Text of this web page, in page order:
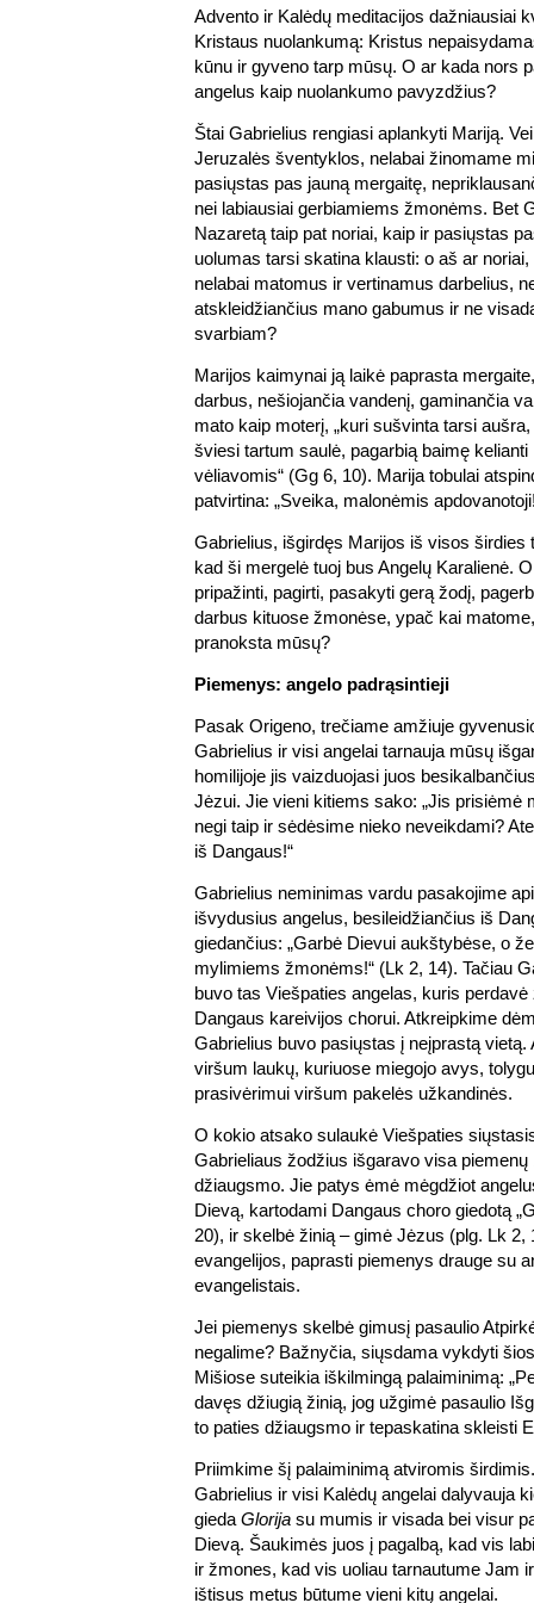
Advento ir Kalėdų meditacijos dažniausiai
Kristaus nuolankumą: Kristus
kūnu ir gyveno tarp mūsų. O ar kada nors
angelus kaip nuolankumo pavyzdžius?
Štai Gabrielius rengiasi aplankyti Mariją.
Jeruzalės šventyklos, nelabai žinomame
pasiųstas pas jauną mergaitę,
nei labiausiai gerbiamiems žmonėms. Bet
Nazaretą taip pat noriai, kaip ir pasiųstas
uolumas tarsi skatina klausti: o aš ar
nelabai matomus ir vertinamus darbelius,
atskleidžiančius mano gabumus ir ne
svarbiam?
Marijos kaimynai ją laikė paprasta
darbus, nešiojančia vandenį, gaminančia
mato kaip moterį, „kuri sušvinta tarsi
šviesi tartum saulė, pagarbią baimę
vėliavomis“ (Gg 6, 10). Marija tobulai
patvirtina: „Sveika, malonėmis
Gabrielius, išgirdęs Marijos iš visos širdies
kad ši mergelė tuoj bus Angelų Karalienė.
pripažinti, pagirti, pasakyti gerą žodį,
darbus kituose žmonėse, ypač kai
pranoksta mūsų?
Piemenys: angelo padrąsintieji
Pasak Origeno, trečiame amžiuje
Gabrielius ir visi angelai tarnauja mūsų
homilijoje jis vaizduojasi juos
Jėzui. Jie vieni kitiems sako: „Jis prisiėmė
negi taip ir sėdėsime nieko neveikdami?
iš Dangaus!“
Gabrielius neminimas vardu pasakojime
išvydusius angelus, besileidžiančius iš
giedančius: „Garbė Dievui aukštybėse, o
mylimiems žmonėms!“ (Lk 2, 14). Tačiau
buvo tas Viešpaties angelas, kuris
Dangaus kareivijos chorui. Atkreipkime
Gabrielius buvo pasiųstas į neįprastą vietą.
viršum laukų, kuriuose miegojo avys,
prasivėrimui viršum pakelės užkandinės.
O kokio atsako sulaukė Viešpaties
Gabrieliaus žodžius išgaravo visa
džiaugsmo. Jie patys ėmė mėgdžiot
Dievą, kartodami Dangaus choro giedotą
20), ir skelbė žinią – gimė Jėzus (plg. Lk 2,
evangelijos, paprasti piemenys drauge su
evangelistais.
Jei piemenys skelbė gimusį pasaulio
negalime? Bažnyčia, siųsdama vykdyti
Mišiose suteikia iškilmingą palaiminimą:
davęs džiugią žinią, jog užgimė pasaulio
to paties džiaugsmo ir tepaskatina skleisti
Priimkime šį palaiminimą atviromis
Gabrielius ir visi Kalėdų angelai dalyvauja
gieda Glorija su mumis ir visada bei visur
Dievą. Šaukimės juos į pagalbą, kad vis
ir žmones, kad vis uoliau tarnautume Jam
ištisus metus būtume vieni kitų angelai.